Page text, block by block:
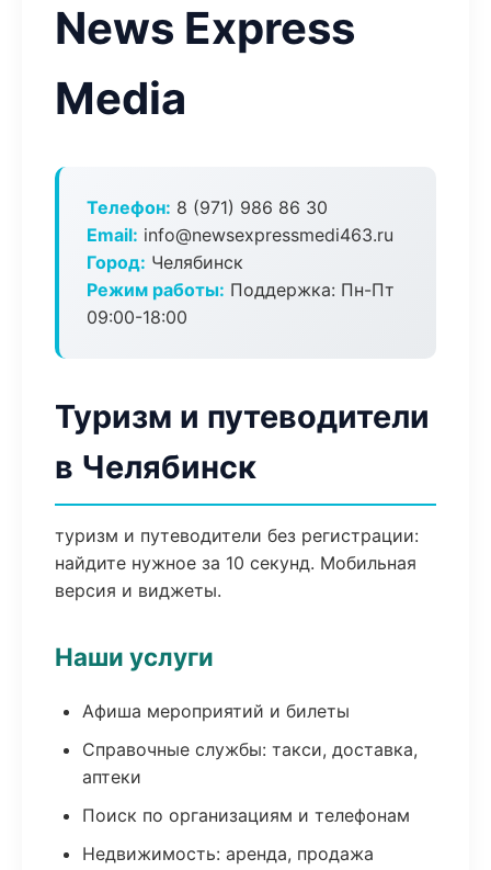
News Express
Media
Телефон: 8 (971) 986 86 30
Email: info@newsexpressmedi463.ru
Город: Челябинск
Режим работы: Поддержка: Пн-Пт
09:00-18:00
Туризм и путеводители
в Челябинск
туризм и путеводители без регистрации:
найдите нужное за 10 секунд. Мобильная
версия и виджеты.
Наши услуги
Афиша мероприятий и билеты
Справочные службы: такси, доставка,
аптеки
Поиск по организациям и телефонам
Недвижимость: аренда, продажа